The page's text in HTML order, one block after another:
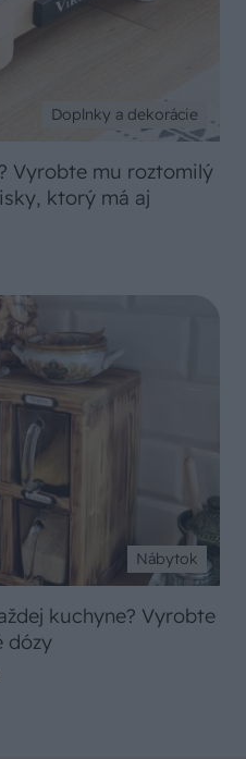
Doplnky a dekorácie
Vyrobte mu roztomilý
ktorý má aj
Nábytok
kuchyne? Vyrobte
dózy